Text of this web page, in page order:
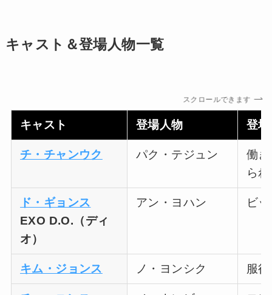
キャスト＆登場人物一覧
スクロールできます
キャスト 登場人物 登
チ・チャンウク パク・テジュン
働
ら
ド・ギョンス
EXO D.O.（ディ
オ）
アン・ヨハン ビ
キム・ジョンス ノ・ヨンシク 服